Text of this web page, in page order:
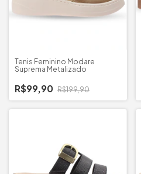
Tenis Feminino Modare
Suprema Metalizado
R$99,90 R$199,90